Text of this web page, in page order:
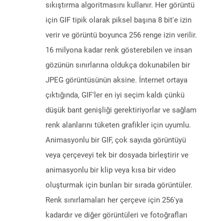
sıkıştırma algoritmasını kullanır. Her görüntü
için GIF tipik olarak piksel başına 8 bit'e izin
verir ve görüntü boyunca 256 renge izin verilir.
16 milyona kadar renk gösterebilen ve insan
gözünün sınırlarına oldukça dokunabilen bir
JPEG görüntüsünün aksine. İnternet ortaya
çıktığında, GIF'ler en iyi seçim kaldı çünkü
düşük bant genişliği gerektiriyorlar ve sağlam
renk alanlarını tüketen grafikler için uyumlu.
Animasyonlu bir GIF, çok sayıda görüntüyü
veya çerçeveyi tek bir dosyada birleştirir ve
animasyonlu bir klip veya kısa bir video
oluşturmak için bunları bir sırada görüntüler.
Renk sınırlamaları her çerçeve için 256'ya
kadardır ve diğer görüntüleri ve fotoğrafları